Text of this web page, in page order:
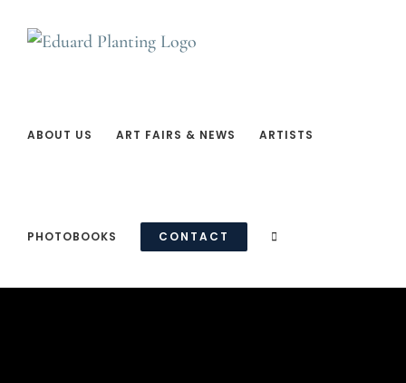
naar
ABOUT US ART FAIRS & NEWS ARTISTS
PHOTOBOOKS CONTACT